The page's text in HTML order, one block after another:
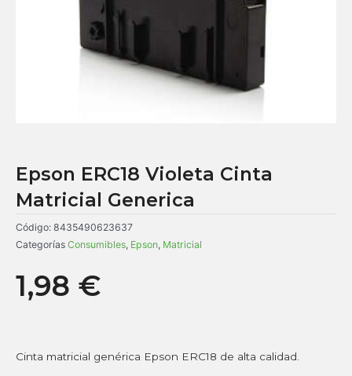
Epson ERC18 Violeta Cinta
Matricial Generica
Código: 8435490623637
Categorías Consumibles, Epson, Matricial
1,98 €
Cinta matricial genérica Epson ERC18 de alta calidad.